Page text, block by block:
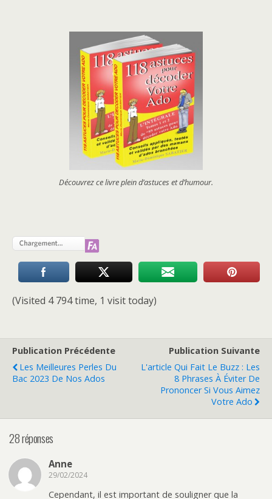
Découvrez ce livre plein d’astuces et d’humour.
(Visited 4 794 time, 1 visit today)
Publication Précédente
Les Meilleures Perles Du
Bac 2023 De Nos Ados
Publication Suivante
L'article Qui Fait Le Buzz : Les
8 Phrases À Éviter De
Prononcer Si Vous Aimez
Votre Ado
28 réponses
Anne
29/02/2024
Cependant, il est important de souligner que la